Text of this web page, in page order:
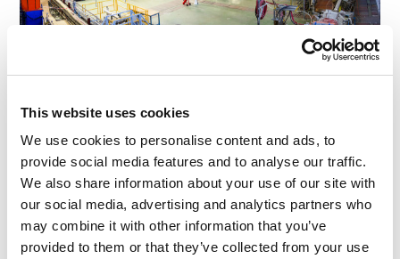
This website uses cookies
We use cookies to personalise content and ads, to
provide social media features and to analyse our traffic.
We also share information about your use of our site with
our social media, advertising and analytics partners who
may combine it with other information that you’ve
provided to them or that they’ve collected from your use
科学家：永远是乐观的：
https://instagram.com/p/yrQ7B2OiVI/
有关CERN科技的更多内容–所有的碰撞、冲击以及
其它亚原子试验奇观–静待我明天的第二篇博文…